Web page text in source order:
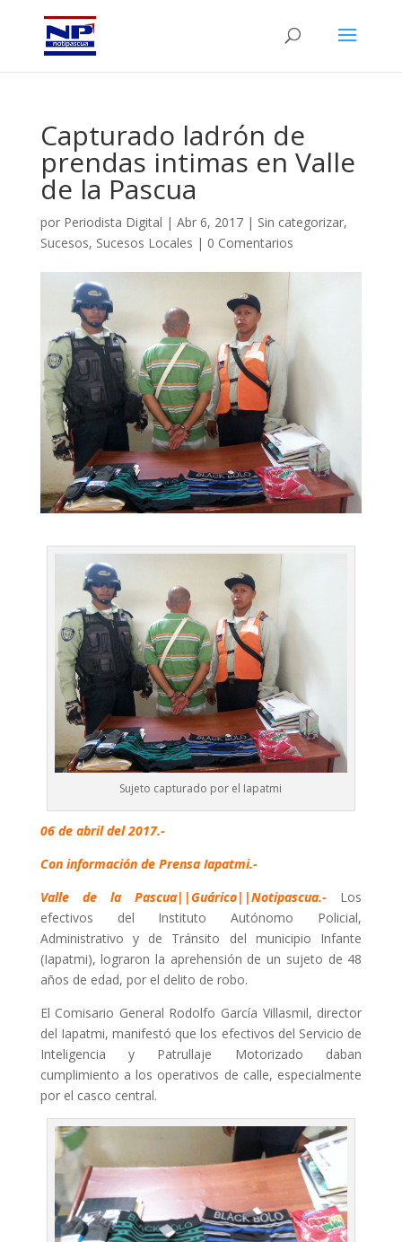
Capturado ladrón de
prendas intimas en Valle
de la Pascua
por Periodista Digital | Abr 6, 2017| Sin categorizar,
Sucesos, Sucesos Locales | 0 Comentarios
Sujeto capturado por el Iapatmi
06 de abril del 2017.-
Con información de Prensa Iapatmi.-
Valle de la Pascua||Guárico||Notipascua.-
Los
efectivos del Instituto Autónomo Policial,
Administrativo y de Tránsito del municipio Infante
(Iapatmi), lograron la aprehensión de un sujeto de 48
años de edad, por el delito de robo.
El Comisario General Rodolfo García Villasmil, director
del Iapatmi, manifestó que los efectivos del Servicio de
Inteligencia y Patrullaje Motorizado daban
cumplimiento a los operativos de calle, especialmente
por el casco central.